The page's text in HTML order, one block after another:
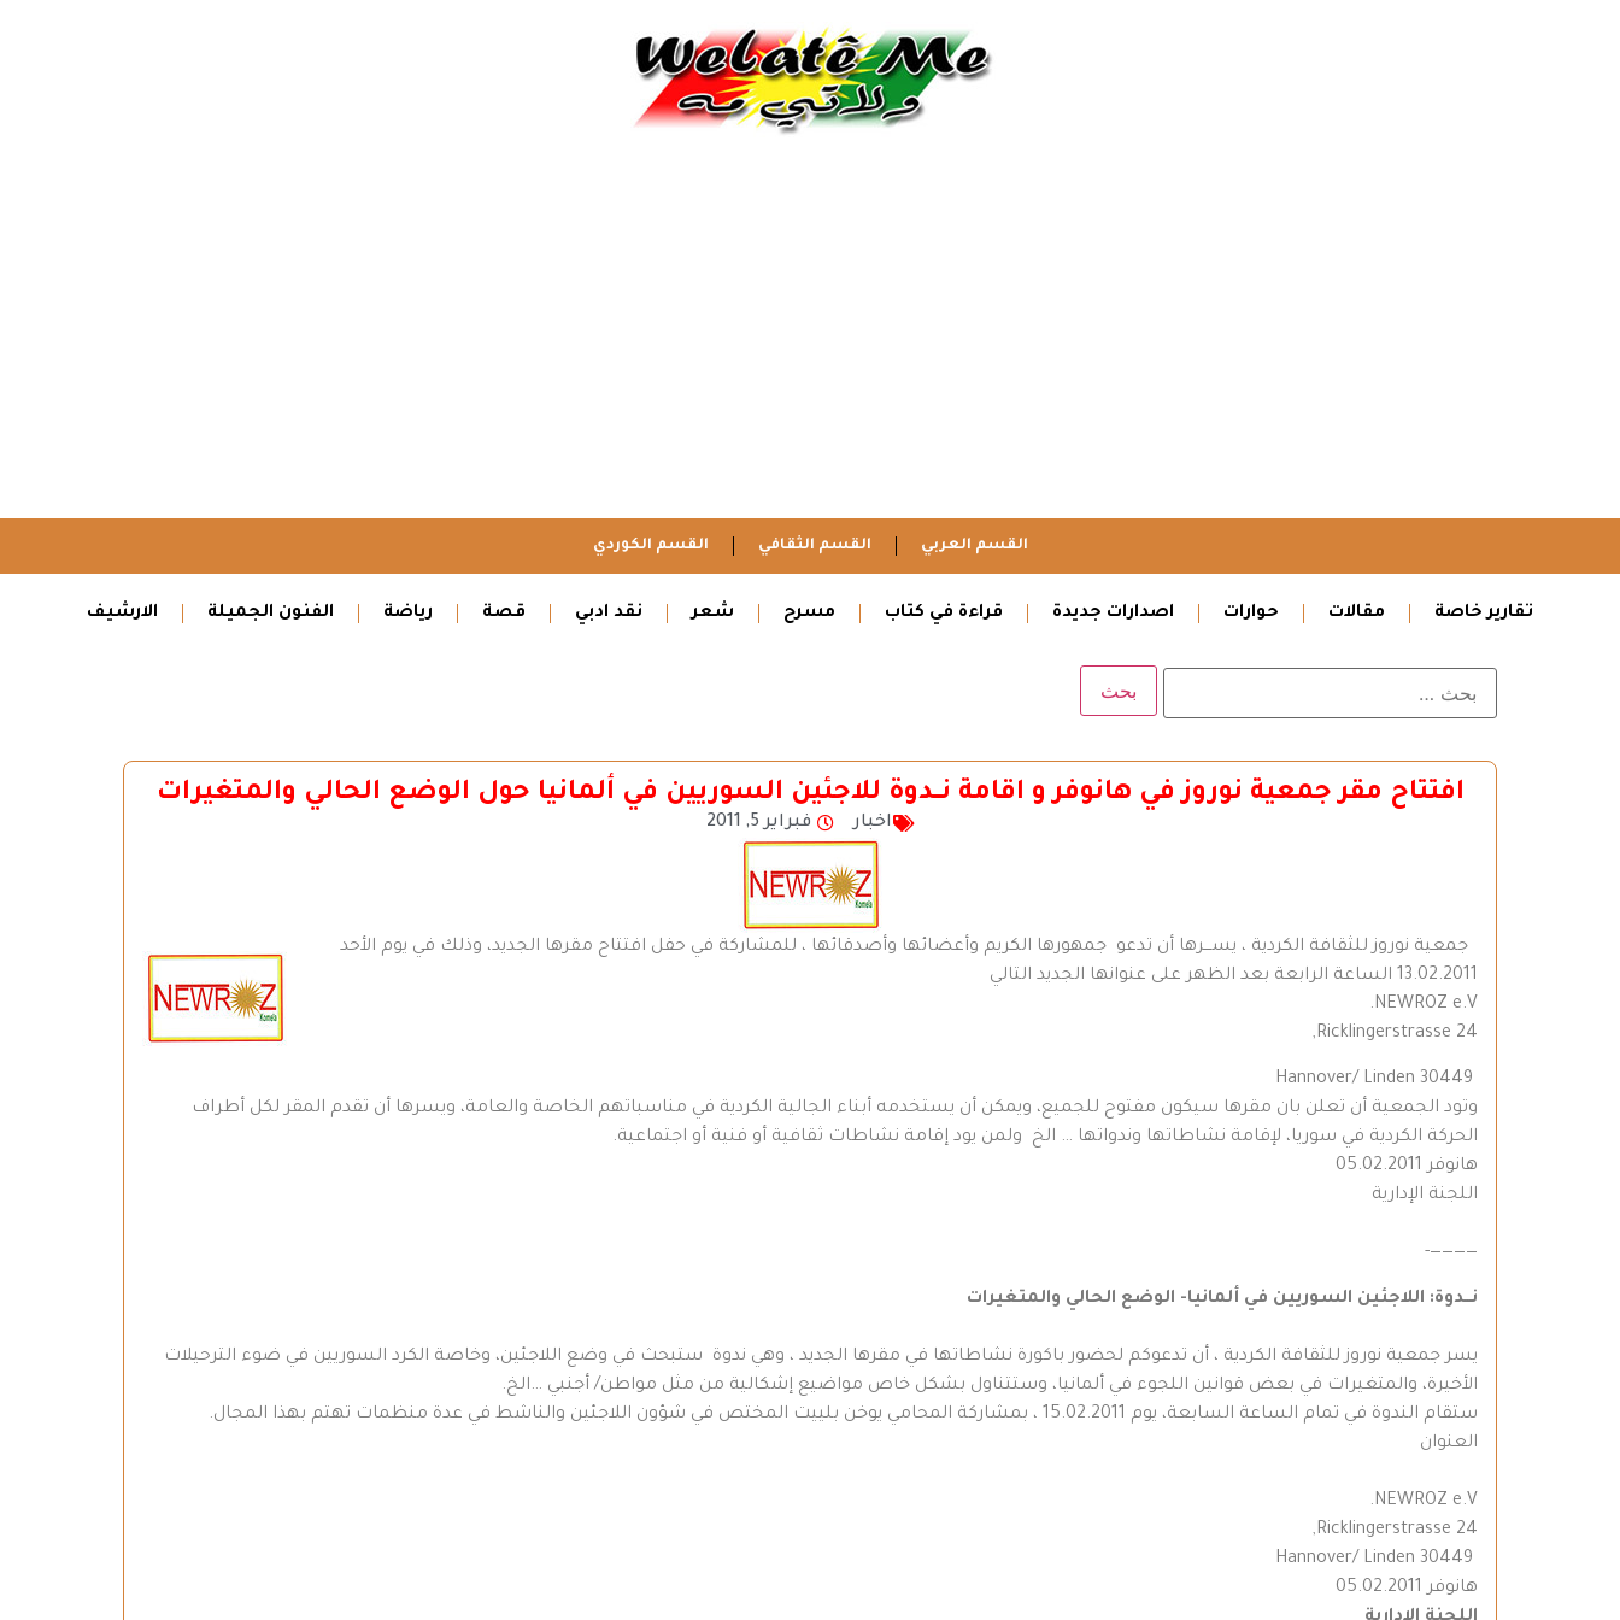
القسم العربي القسم الثقافي القسم الكوردي
تقارير خاصة مقالات حوارات اصدارات جديدة قراءة في كتاب مسرح شعر نقد ادبي قصة رياضة الفنون الجميلة الارشيف
افتتاح مقر جمعية نوروز في هانوفر و اقامة نـــدوة للاجئين السوريين في ألمانيا حول الوضع الحالي والمتغيرات
اخبار فبراير 5, 2011
جمعية نوروز للثقافة الكردية ، يســـرها أن تدعو جمهورها الكريم وأعضائها وأصدقائها ، للمشاركة في حفل افتتاح مقرها الجديد، وذلك في يوم الأحد
13.02.2011 الساعة الرابعة بعد الظهر على عنوانها الجديد التالي
NEWROZ e.V.
Ricklingerstrasse 24,
وتود الجمعية أن تعلن بان مقرها سيكون مفتوح للجميع، ويمكن أن يستخدمه أبناء الجالية الكردية في مناسباتهم الخاصة والعامة، ويسرها أن تقدم المقر لكل أطراف
الحركة الكردية في سوريا، لإقامة نشاطاتها وندواتها … الخ ولمن يود إقامة نشاطات ثقافية أو فنية أو اجتماعية.
هانوفر 05.02.2011
اللجنة الإدارية
————-
نـــدوة: اللاجئين السوريين في ألمانيا- الوضع الحالي والمتغيرات
يسر جمعية نوروز للثقافة الكردية ، أن تدعوكم لحضور باكورة نشاطاتها في مقرها الجديد ، وهي ندوة ستبحث في وضع اللاجئين، وخاصة الكرد السوريين في ضوء الترحيلات
الأخيرة، والمتغيرات في بعض قوانين اللجوء في ألمانيا، وستتناول بشكل خاص مواضيع إشكالية من مثل مواطن/ أجنبي …الخ.
ستقام الندوة في تمام الساعة السابعة، يوم 15.02.2011 ، بمشاركة المحامي يوخن بلييت المختص في شؤون اللاجئين والناشط في عدة منظمات تهتم بهذا المجال.
العنوان
NEWROZ e.V.
Ricklingerstrasse 24,
هانوفر 05.02.2011